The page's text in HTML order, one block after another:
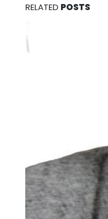
RELATED POSTS